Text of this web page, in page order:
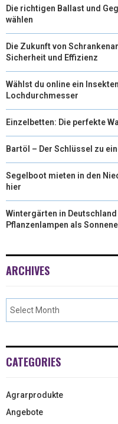
Die richtigen Ballast und
wählen
Die Zukunft von
Sicherheit und Effizienz
Wählst du online ein
Lochdurchmesser
Einzelbetten: Die perfekte
Bartöl – Der Schlüssel zu
Segelboot mieten in den
hier
Wintergärten in
Pflanzenlampen als
ARCHIVES
CATEGORIES
Agrarprodukte
Angebote